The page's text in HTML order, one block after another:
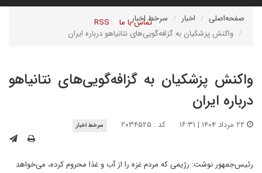
تماس با ما RSS صفحه‌اصلی اخبار
سرخط اخبار
واکنش پزشکیان به گزافه‌گویی‌های نتانیاهو درباره ایران
واکنش پزشکیان به گزافه‌گویی‌های نتانیاهو
درباره ایران
کد : ۲۰۳۴۵۲۵ سرخط اخبار
رئیس‌جمهور نوشت: رژیمی که مردم غزه را از آب و غذا محروم کرده، می‌خواهد